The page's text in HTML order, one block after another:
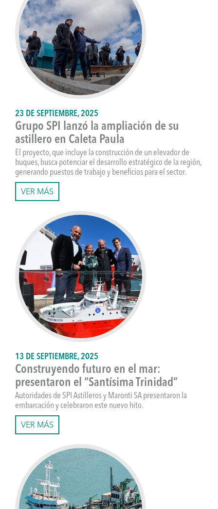
23 DE SEPTIEMBRE, 2025
Grupo SPI lanzó la ampliación de su
astillero en Caleta Paula
El proyecto, que incluye la construcción de un elevador de
buques, busca potenciar el desarrollo estratégico de la región,
generando puestos de trabajo y beneficios para el sector.
VER MÁS
13 DE SEPTIEMBRE, 2025
Construyendo futuro en el mar:
presentaron el “Santísima Trinidad”
Autoridades de SPI Astilleros y Maronti SA presentaron la
embarcación y celebraron este nuevo hito.
VER MÁS